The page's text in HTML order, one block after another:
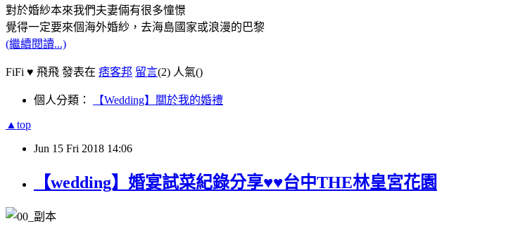
對於婚紗本來我們夫妻倆有很多憧憬
覺得一定要來個海外婚紗，去海島國家或浪漫的巴黎
(繼續閱讀...)
FiFi ♥ 飛飛 發表在 痞客邦 留言(2) 人氣()
個人分類： 【Wedding】關於我的婚禮
▲top
Jun 15 Fri 2018 14:06
【wedding】婚宴試菜紀錄分享♥♥台中THE林皇宮花園